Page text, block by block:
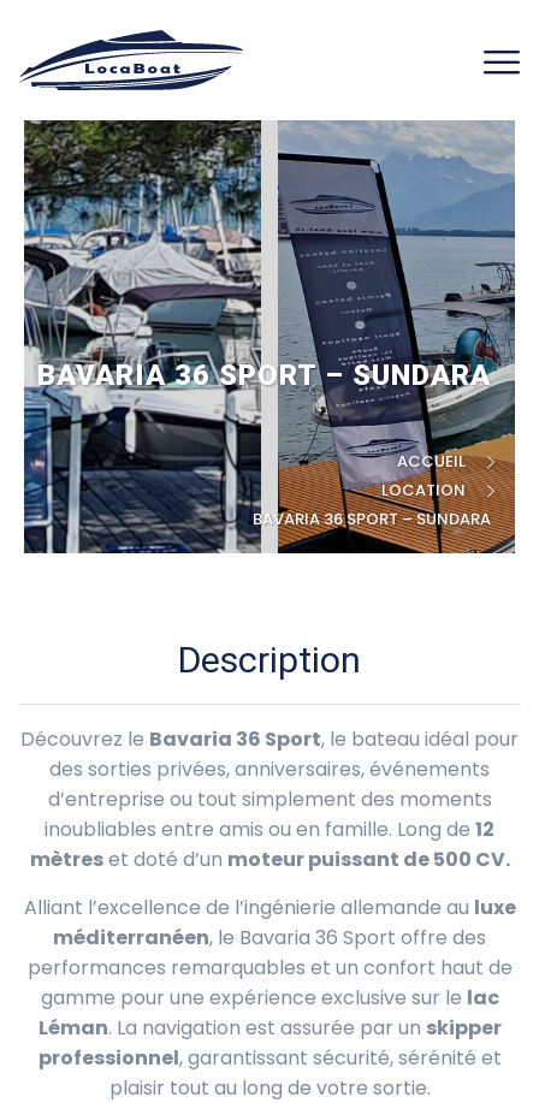
BAVARIA 36 SPORT – SUNDARA
ACCUEIL
LOCATION
BAVARIA 36 SPORT – SUNDARA
Description
Découvrez le Bavaria 36 Sport, le bateau idéal pour
des sorties privées, anniversaires, événements
d’entreprise ou tout simplement des moments
inoubliables entre amis ou en famille. Long de 12
mètreset doté d’un moteur puissant de 500 CV.
Alliant l’excellence de l’ingénierie allemande au luxe
méditerranéen, le Bavaria 36 Sport offre des
performances remarquables et un confort haut de
gamme pour une expérience exclusive sur le lac
Léman. La navigation est assurée par un skipper
professionnel, garantissant sécurité, sérénité et
plaisir tout au long de votre sortie.